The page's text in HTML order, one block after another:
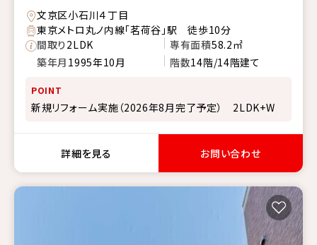
文京区小石川４丁目
東京メトロ丸ノ内線「茗荷谷」駅 徒歩10分
間取り2LDK 専有面積58.2㎡
築年月 1995年10月 階数14階/14階建て
POINT
新規リフォーム実施（2026年8月完了予定） 2LDK+W
詳細を見る お問い合わせ